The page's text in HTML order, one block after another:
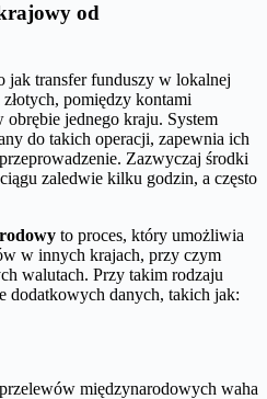
od
jak transfer funduszy w lokalnej
pomiędzy kontami
jednego kraju. System
do takich operacji, zapewnia ich
Zazwyczaj środki
zaledwie kilku godzin, a często
to proces, który umożliwia
w innych krajach, przy czym
walutach. Przy takim rodzaju
dodatkowych danych, takich jak:
międzynarodowych waha